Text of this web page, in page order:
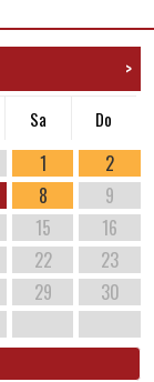
>
Sa Do
1
2
8
9
15
16
22
23
29
30